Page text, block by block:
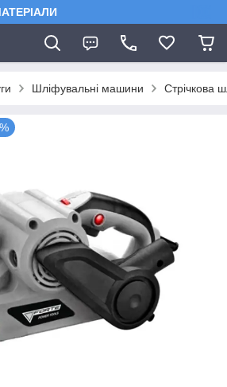
Шліфувальні машини Стрічкова